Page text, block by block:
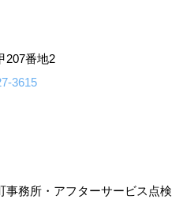
207番地2
3615
事務所・アフターサービス点検